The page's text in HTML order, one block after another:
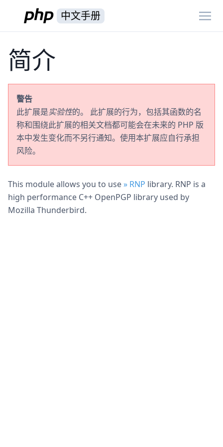
中文手册
简介
警告
此扩展是实验性的。 此扩展的行为，包括其函数的名
称和围绕此扩展的相关文档都可能会在未来的 PHP 版
本中发生变化而不另行通知。使用本扩展应自行承担
风险。
This module allows you to use» RNP library. RNP is a
high performance C++ OpenPGP library used by
Mozilla Thunderbird.